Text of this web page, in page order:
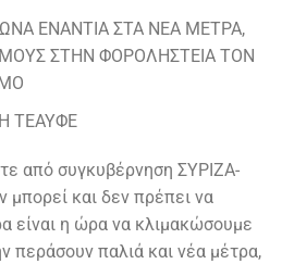
ΕΝΑΝΤΙΑ ΣΤΑ ΝΕΑ ΜΕΤΡΑ,
ΣΤΗΝ ΦΟΡΟΛΗΣΤΕΙΑ ΤΟΝ
ΤΕΑΥΦΕ
από συγκυβέρνηση ΣΥΡΙΖΑ-
και δεν πρέπει να
είναι η ώρα να κλιμακώσουμε
περάσουν παλιά και νέα μέτρα,